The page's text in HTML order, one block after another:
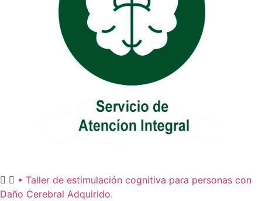
• Taller de estimulación cognitiva para personas con
Daño Cerebral Adquirido.